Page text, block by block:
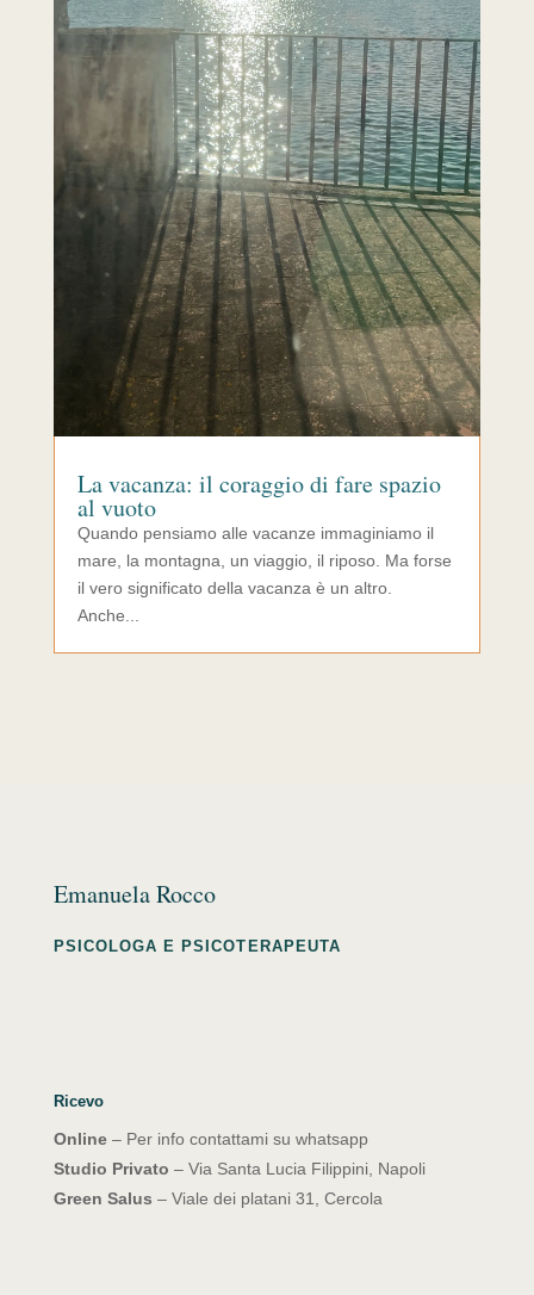
La vacanza: il coraggio di fare spazio
al vuoto
Quando pensiamo alle vacanze immaginiamo il
mare, la montagna, un viaggio, il riposo. Ma forse
il vero significato della vacanza è un altro.
Anche...
Emanuela Rocco
PSICOLOGA E PSICOTERAPEUTA
Ricevo
Online– Per info contattami su whatsapp
Studio Privato – Via Santa Lucia Filippini, Napoli
Green Salus – Viale dei platani 31, Cercola